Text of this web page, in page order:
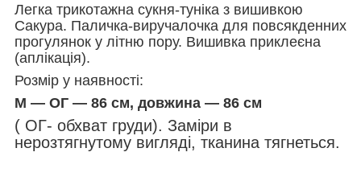
Легка трикотажна сукня-туніка з вишивкою
Сакура. Паличка-виручалочка для повсякденних
прогулянок у літню пору. Вишивка приклеєна
(аплікація).
Розмір у наявності:
М — ОГ — 86 см, довжина — 86 см
( ОГ- обхват груди). Заміри в
нерозтягнутому вигляді, тканина тягнеться.